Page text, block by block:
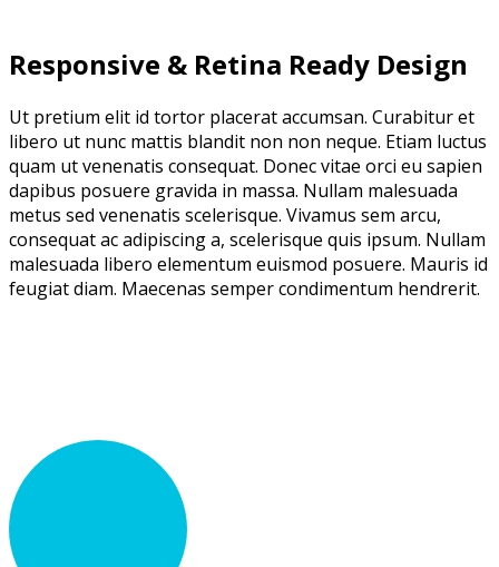
Responsive & Retina Ready Design
Ut pretium elit id tortor placerat accumsan. Curabitur et
libero ut nunc mattis blandit non non neque. Etiam luctus
quam ut venenatis consequat. Donec vitae orci eu sapien
dapibus posuere gravida in massa. Nullam malesuada
metus sed venenatis scelerisque. Vivamus sem arcu,
consequat ac adipiscing a, scelerisque quis ipsum. Nullam
malesuada libero elementum euismod posuere. Mauris id
feugiat diam. Maecenas semper condimentum hendrerit.